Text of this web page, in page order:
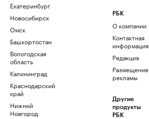
Екатеринбург
Новосибирск
Омск
Башкортостан
Вологодская
область
Калининград
Краснодарский
край
Нижний
Новгород
РБК
О компании
Контактная
информация
Редакция
Размещение
рекламы
Другие
продукты
РБК